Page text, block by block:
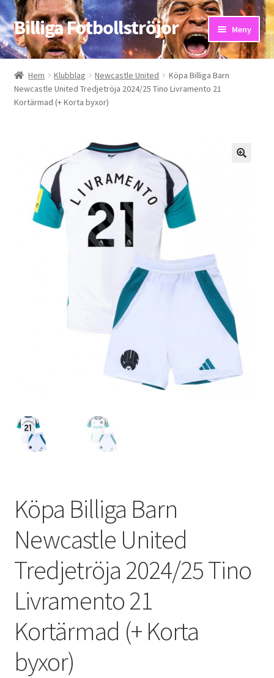
Hoppa
till
navigering
Hoppa
till
innehåll
Billiga Fotbollströjor Meny
Hem
Bloggar
Kontakta oss
Mitt konto
Hem Klubblag Newcastle United
Köpa Billiga Barn
Newcastle United Tredjetröja 2024/25 Tino Livramento 21
Kortärmad (+ Korta byxor)
Köpa Billiga Barn
Newcastle United
Tredjetröja 2024/25 Tino
Livramento 21
Kortärmad (+ Korta
byxor)